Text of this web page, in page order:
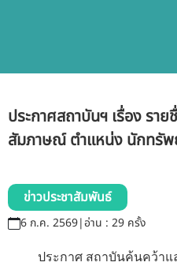
เกี่ยวกับสถาบัน
บุคลากรสถาบัน
ระบบสารสนเทศ (ใน)
ติดต่อเรา
ประกาศสถาบันฯ เรื่อง รา
สัมภาษณ์ ตำแหน่ง นักทรั
ข่าวประชาสัมพันธ์
6 ก.ค. 2569|อ่าน : 29 ครั้ง
ประกาศ สถาบันค้นคว้า